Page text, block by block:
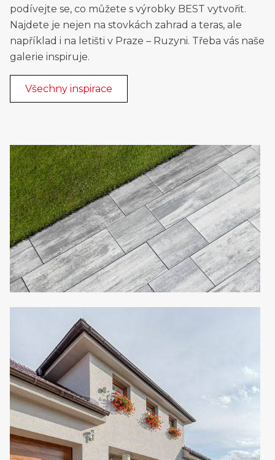
podívejte se, co můžete s výrobky BEST vytvořit.
Najdete je nejen na stovkách zahrad a teras, ale
například i na letišti v Praze – Ruzyni. Třeba vás naše
galerie inspiruje.
Všechny inspirace